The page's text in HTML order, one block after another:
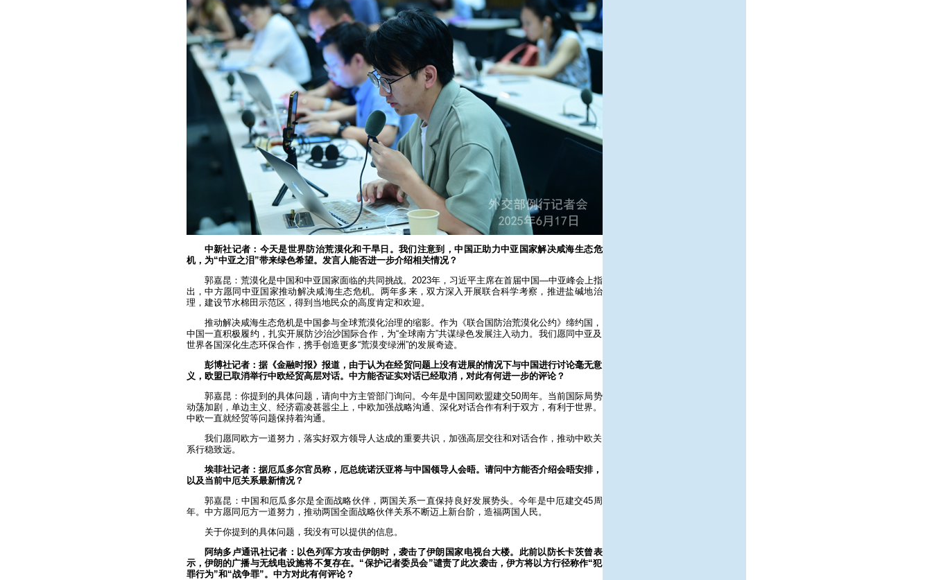
中新社记者：今天是世界防治荒漠化和干旱日。我们注意到，中国正助力中亚国家解决咸海生态危
机，为“中亚之泪”带来绿色希望。发言人能否进一步介绍相关情况？
郭嘉昆：荒漠化是中国和中亚国家面临的共同挑战。2023年，习近平主席在首届中国—中亚峰会上指
出，中方愿同中亚国家推动解决咸海生态危机。两年多来，双方深入开展联合科学考察，推进盐碱地治
理，建设节水棉田示范区，得到当地民众的高度肯定和欢迎。
推动解决咸海生态危机是中国参与全球荒漠化治理的缩影。作为《联合国防治荒漠化公约》缔约国，
中国一直积极履约，扎实开展防沙治沙国际合作，为“全球南方”共谋绿色发展注入动力。我们愿同中亚及
世界各国深化生态环保合作，携手创造更多“荒漠变绿洲”的发展奇迹。
彭博社记者：据《金融时报》报道，由于认为在经贸问题上没有进展的情况下与中国进行讨论毫无意
义，欧盟已取消举行中欧经贸高层对话。中方能否证实对话已经取消，对此有何进一步的评论？
郭嘉昆：你提到的具体问题，请向中方主管部门询问。今年是中国同欧盟建交50周年。当前国际局势
动荡加剧，单边主义、经济霸凌甚嚣尘上，中欧加强战略沟通、深化对话合作有利于双方，有利于世界。
中欧一直就经贸等问题保持着沟通。
我们愿同欧方一道努力，落实好双方领导人达成的重要共识，加强高层交往和对话合作，推动中欧关
系行稳致远。
埃菲社记者：据厄瓜多尔官员称，厄总统诺沃亚将与中国领导人会晤。请问中方能否介绍会晤安排，
以及当前中厄关系最新情况？
郭嘉昆：中国和厄瓜多尔是全面战略伙伴，两国关系一直保持良好发展势头。今年是中厄建交45周
年。中方愿同厄方一道努力，推动两国全面战略伙伴关系不断迈上新台阶，造福两国人民。
关于你提到的具体问题，我没有可以提供的信息。
阿纳多卢通讯社记者：以色列军方攻击伊朗时，袭击了伊朗国家电视台大楼。此前以防长卡茨曾表
示，伊朗的广播与无线电设施将不复存在。“保护记者委员会”谴责了此次袭击，伊方将以方行径称作“犯
罪行为”和“战争罪”。中方对此有何评论？